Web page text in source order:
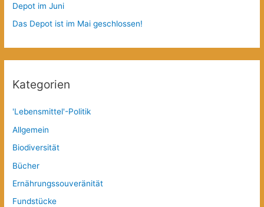
Depot im Juni
Das Depot ist im Mai geschlossen!
Kategorien
'Lebensmittel'-Politik
Allgemein
Biodiversität
Bücher
Ernährungssouveränität
Fundstücke